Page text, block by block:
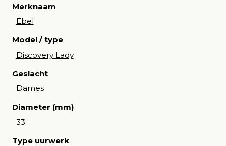
Merknaam
Ebel
Model / type
Discovery Lady
Geslacht
Dames
Diameter (mm)
33
Type uurwerk